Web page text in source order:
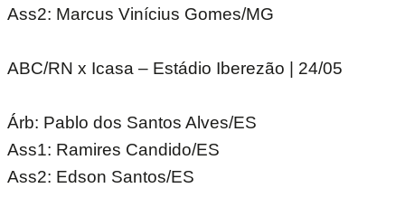
Ass2: Marcus Vinícius Gomes/MG
ABC/RN x Icasa – Estádio Iberezão | 24/05
Árb: Pablo dos Santos Alves/ES
Ass1: Ramires Candido/ES
Ass2: Edson Santos/ES